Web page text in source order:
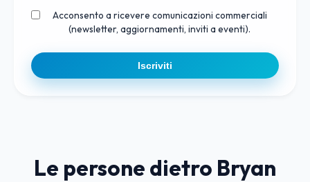
Acconsento a ricevere comunicazioni commerciali
(newsletter, aggiornamenti, inviti a eventi).
Iscriviti
Le persone dietro Bryan